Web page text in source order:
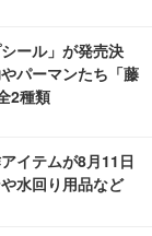
ール」が発売決
パーマンたち「藤
2種類
イテムが8月11日
水回り用品など